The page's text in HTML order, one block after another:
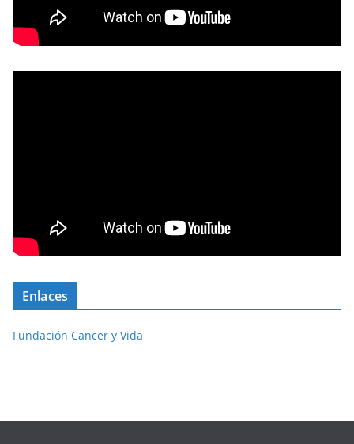
Enlaces
Fundación Cancer y Vida